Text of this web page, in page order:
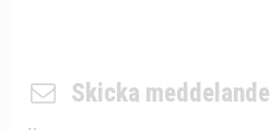
Skicka